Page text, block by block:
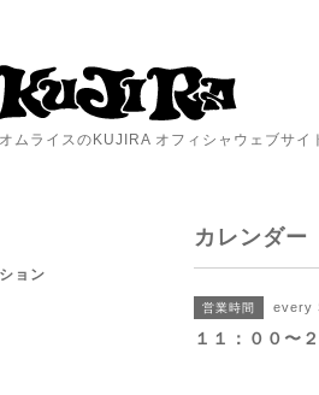
ムライスのKUJIRA オフィシャウェブサイ
カレンダー
営業時間 every
１１：００〜
ョン